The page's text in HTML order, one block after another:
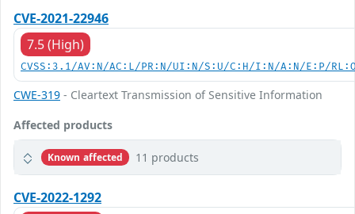
CVE-2021-22946
7.5 (High)
CVSS:3.1/AV:N/AC:L/PR:N/UI:N/S:U/C:H/I:N/A:N/E:P/
CWE-319 - Cleartext Transmission of Sensitive Information
Affected products
Known affected 11 products
CVE-2022-1292